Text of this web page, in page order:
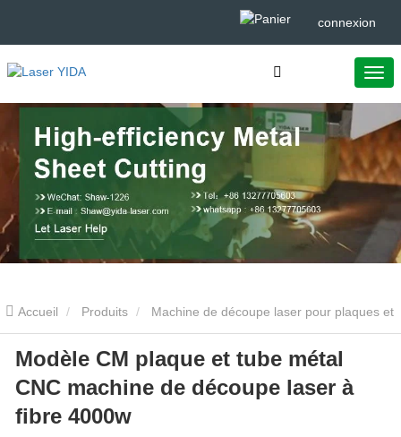
connexion
Accueil Produits Machine de découpe laser pour plaques et
tubes Modèle CM plaque et tube métal CNC machine de
découpe laser à fibre 4000w
Modèle CM plaque et tube métal
CNC machine de découpe laser à
fibre 4000w